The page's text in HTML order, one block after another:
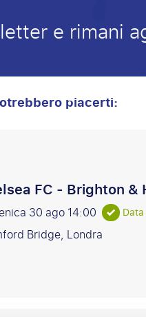
e rimani
piacerti:
FC - Brighton &
30 ago14:00
Bridge, Londra